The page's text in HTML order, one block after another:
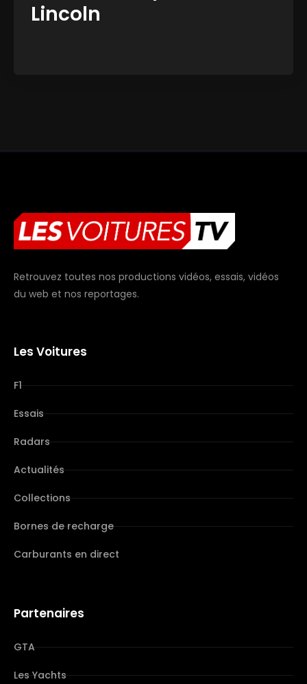
Lincoln
Retrouvez toutes nos productions vidéos, essais, vidéos
du web et nos reportages.
Les Voitures
F1
Essais
Radars
Actualités
Collections
Bornes de recharge
Carburants en direct
Partenaires
GTA
Les Yachts